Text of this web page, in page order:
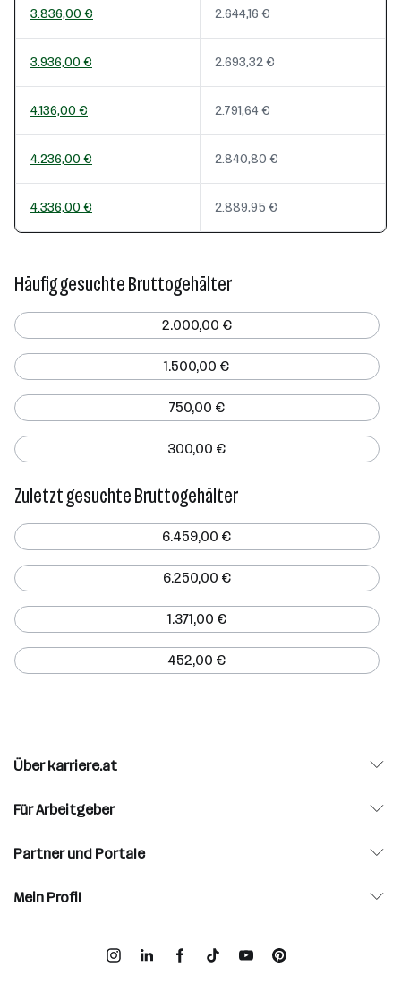
3.836,00 € 2.644,16 €
3.936,00 € 2.693,32 €
4.136,00 € 2.791,64 €
4.236,00 € 2.840,80 €
4.336,00 € 2.889,95 €
Häufig gesuchte Bruttogehälter
2.000,00 €
1.500,00 €
750,00 €
300,00 €
Zuletzt gesuchte Bruttogehälter
6.459,00 €
6.250,00 €
1.371,00 €
452,00 €
Über karriere.at
Für Arbeitgeber
Partner und Portale
Mein Profil